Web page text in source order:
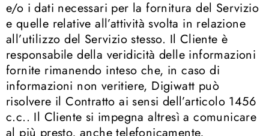
e/o i dati necessari per la fornitura del Servizio
e quelle relative all’attività svolta in relazione
all’utilizzo del Servizio stesso. Il Cliente è
responsabile della veridicità delle informazioni
fornite rimanendo inteso che, in caso di
informazioni non veritiere, Digiwatt può
risolvere il Contratto ai sensi dell’articolo 1456
c.c.. Il Cliente si impegna altresì a comunicare